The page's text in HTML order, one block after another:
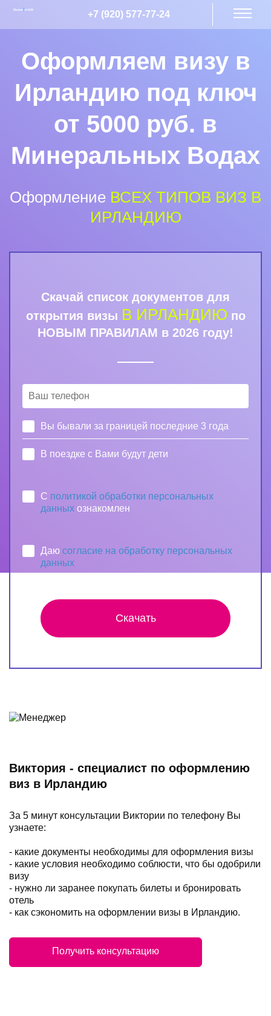
+7 (920) 577-77-24
Оформляем визу в
Ирландию под ключ
от 5000 руб. в
Минеральных Водах
Оформление ВСЕХ ТИПОВ ВИЗ В
ИРЛАНДИЮ
Скачай список документов для
открытия визы В ИРЛАНДИЮ по
НОВЫМ ПРАВИЛАМ в 2026 году!
Вы бывали за границей последние 3 года
В поездке с Вами будут дети
С политикой обработки персональных
данных ознакомлен
Даю согласие на обработку персональных
данных
Скачать
Виктория - специалист по оформлению
виз в Ирландию
За 5 минут консультации Виктории по телефону Вы
узнаете:
- какие документы необходимы для оформления визы
- какие условия необходимо соблюсти, что бы одобрили
визу
- нужно ли заранее покупать билеты и бронировать
отель
- как сэкономить на оформлении визы в Ирландию.
Получить консультацию